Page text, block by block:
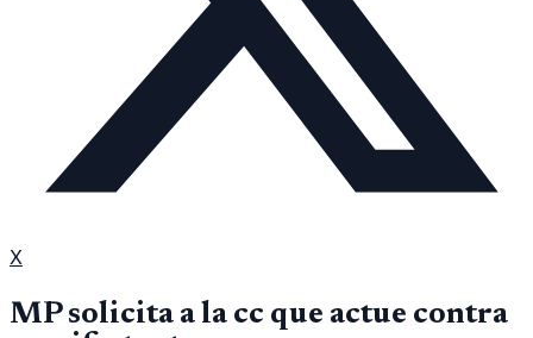
X
MP solicita a la cc que actue contra